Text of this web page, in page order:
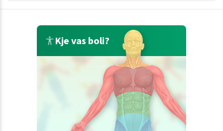
Kje vas boli?